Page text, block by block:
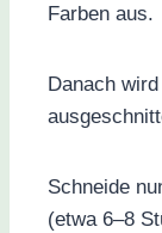
Farben aus.
Danach
Schneide
(etwa 6–8